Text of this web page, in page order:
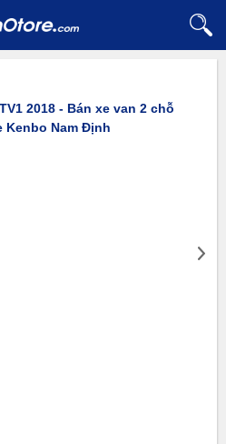
2018 - Bán xe van 2 chỗ
Kenbo Nam Định